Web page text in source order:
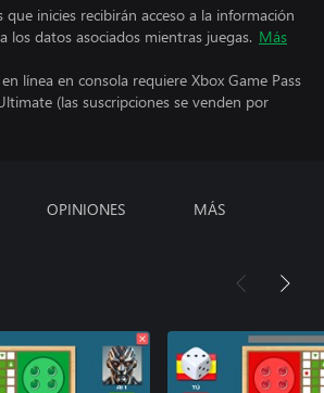
inicies recibirán acceso a la información
los datos asociados mientras juegas. Más
línea en consola requiere Xbox Game Pass
(las suscripciones se venden por
OPINIONES MÁS